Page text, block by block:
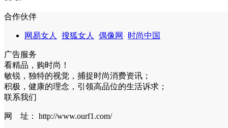
合作伙伴
网易女人 搜狐女人 偶像网 时尚中国
广告服务
看精品，购时尚！
敏锐，独特的视觉，捕捉时尚消费资讯；
积极，健康的理念，引领高品位的生活诉求；
联系我们
网 址： http://www.ourf1.com/